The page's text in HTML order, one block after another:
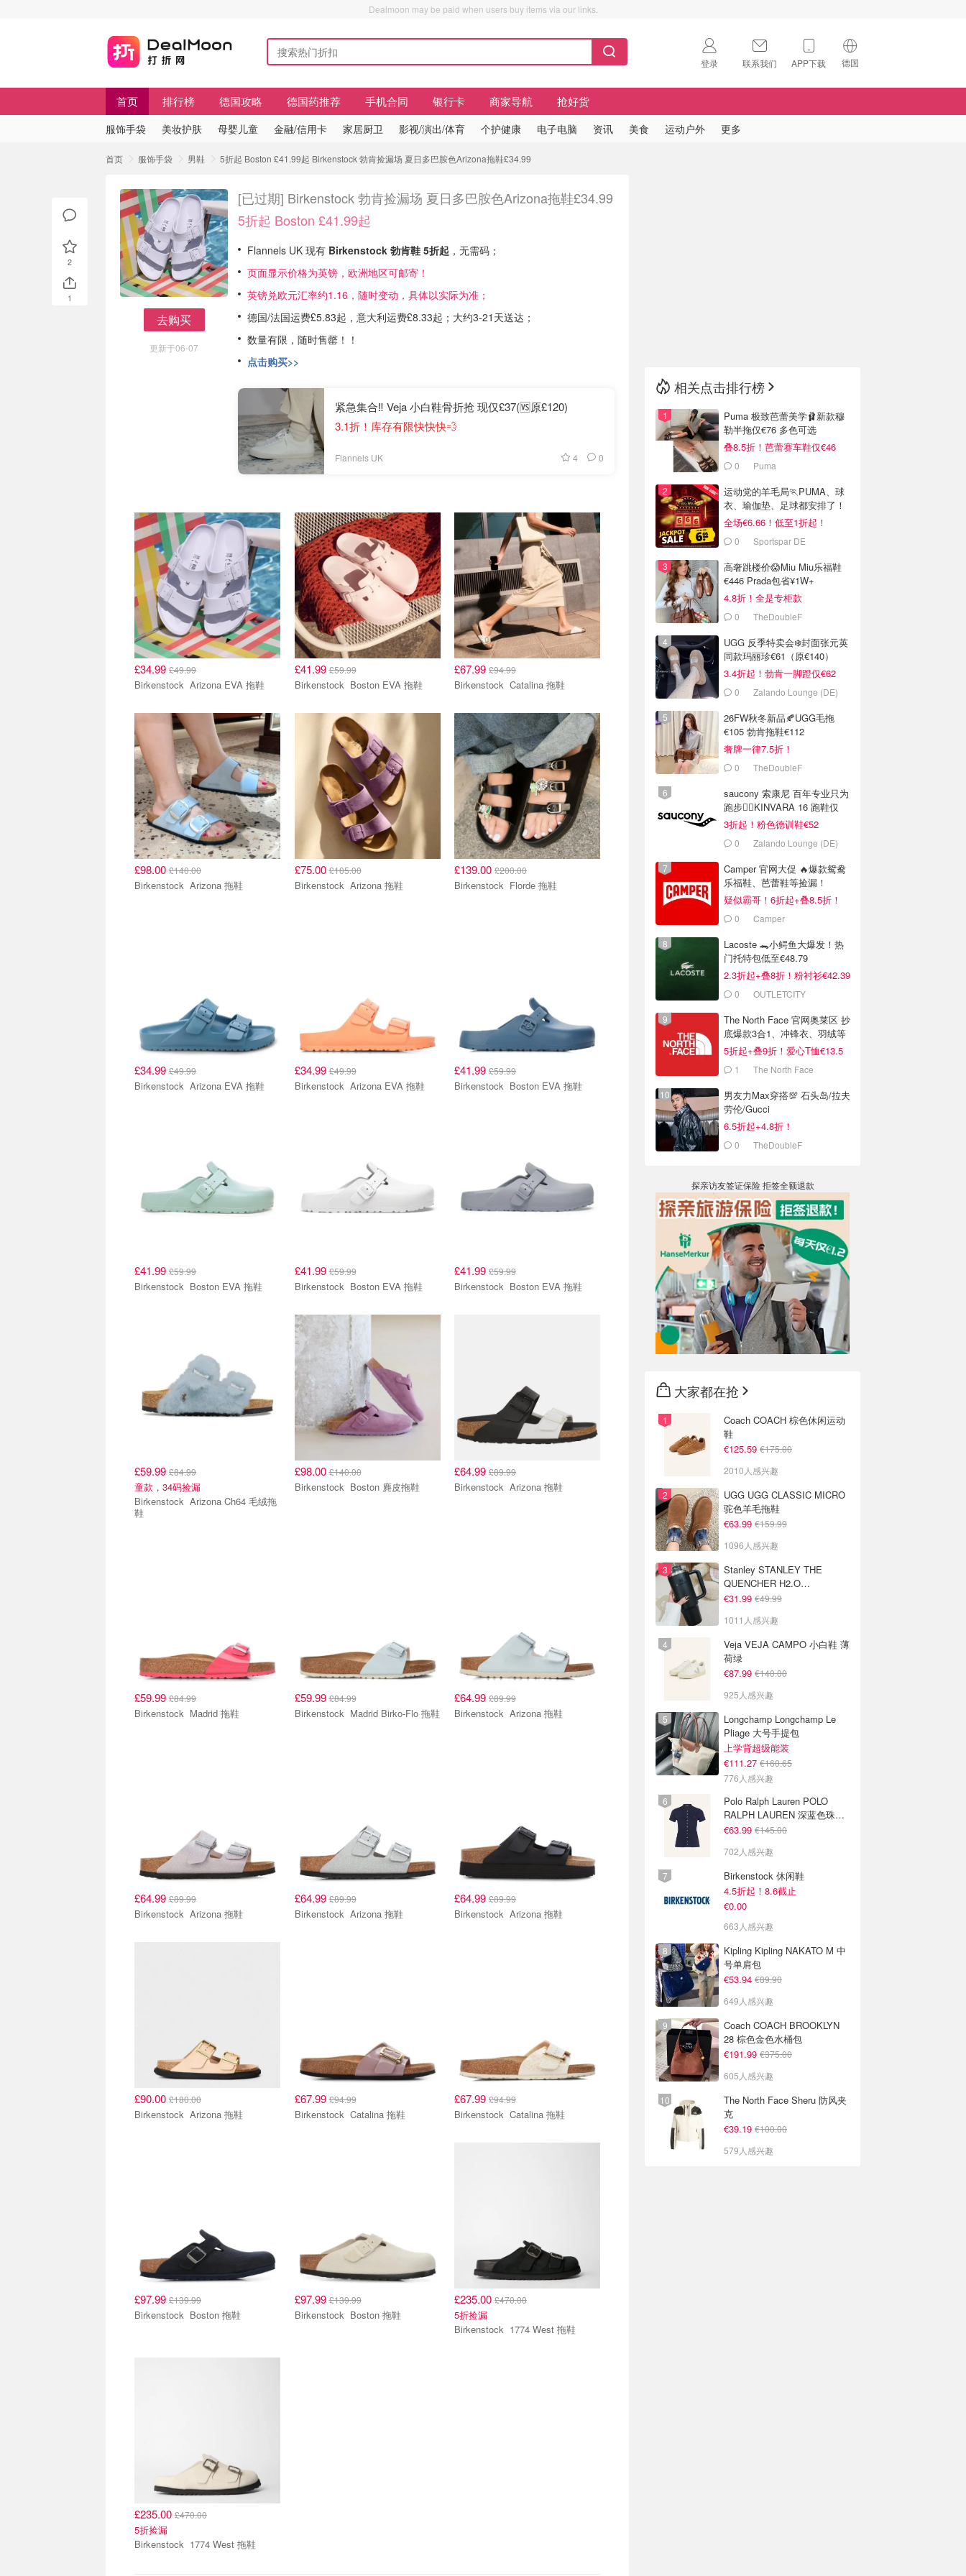
Dealmoon may be paid when users buy items via our links.
登录 联系我们 APP下载 德国
🇺🇸
首页 排行榜 德国攻略 德国药推荐 手机合同 银行卡 商家导航 抢好货
服饰手袋 美妆护肤 母婴儿童 金融/信用卡 家居厨卫 影视/演出/体育 个护健康 电子电脑 资讯 美食 运动户外 更多
首页 服饰手袋 男鞋 5折起 Boston £41.99起 Birkenstock 勃肯捡漏场 夏日多巴胺色Arizona拖鞋£34.99
去购买
更新于06-07
[已过期] Birkenstock 勃肯捡漏场 夏日多巴胺色Arizona拖鞋£34.99
5折起 Boston £41.99起
Flannels UK 现有 Birkenstock 勃肯鞋 5折起 ，无需码；
页面显示价格为英镑，欧洲地区可邮寄！
英镑兑欧元汇率约1.16，随时变动，具体以实际为准；
德国/法国运费£5.83起，意大利运费£8.33起；大约3-21天送达；
数量有限，随时售罄！！
点击购买>>
紧急集合‼️ Veja 小白鞋骨折抢 现仅£37(🆚原£120)
3.1折！库存有限快快快💨
Flannels UK 4 0
£34.99 £49.99
Birkenstock Arizona EVA 拖鞋
£41.99£59.99
Birkenstock Boston EVA 拖鞋
£67.99 £94.99
Birkenstock Catalina 拖鞋
£98.00 £140.00
Birkenstock Arizona 拖鞋
£75.00£105.00
Birkenstock Arizona 拖鞋
£139.00 £200.00
Birkenstock Florde 拖鞋
£34.99 £49.99
Birkenstock Arizona EVA 拖鞋
£34.99£49.99
Birkenstock Arizona EVA 拖鞋
£41.99 £59.99
Birkenstock Boston EVA 拖鞋
£41.99 £59.99
Birkenstock Boston EVA 拖鞋
£41.99£59.99
Birkenstock Boston EVA 拖鞋
£41.99 £59.99
Birkenstock Boston EVA 拖鞋
£59.99 £84.99
童款，34码捡漏
Birkenstock Arizona Ch64 毛绒拖
鞋
£98.00£140.00
Birkenstock Boston 麂皮拖鞋
£64.99 £89.99
Birkenstock Arizona 拖鞋
£59.99 £84.99
Birkenstock Madrid 拖鞋
£59.99£84.99
Birkenstock Madrid Birko-Flo 拖鞋
£64.99 £89.99
Birkenstock Arizona 拖鞋
£64.99 £89.99
Birkenstock Arizona 拖鞋
£64.99£89.99
Birkenstock Arizona 拖鞋
£64.99 £89.99
Birkenstock Arizona 拖鞋
£90.00 £180.00
Birkenstock Arizona 拖鞋
£67.99£94.99
Birkenstock Catalina 拖鞋
£67.99 £94.99
Birkenstock Catalina 拖鞋
£97.99 £139.99
Birkenstock Boston 拖鞋
£97.99£139.99
Birkenstock Boston 拖鞋
£235.00 £470.00
5折捡漏
Birkenstock 1774 West 拖鞋
£235.00 £470.00
5折捡漏
Birkenstock 1774 West 拖鞋
2
1
相关点击排行榜
Puma 极致芭蕾美学🩰新款穆
勒半拖仅€76 多色可选
叠8.5折！芭蕾赛车鞋仅€46
0 Puma
运动党的羊毛局🏃PUMA、球
衣、瑜伽垫、足球都安排了！
全场€6.66！低至1折起！
0 Sportspar DE
高奢跳楼价😱Miu Miu乐福鞋
€446 Prada包省¥1W+
4.8折！全是专柜款
0 TheDoubleF
UGG 反季特卖会❄️封面张元英
同款玛丽珍€61（原€140）
3.4折起！勃肯一脚蹬仅€62
0 Zalando Lounge (DE)
26FW秋冬新品🍂UGG毛拖
€105 勃肯拖鞋€112
奢牌一律7.5折！
0 TheDoubleF
saucony 索康尼 百年专业只为
跑步🏃‍♀️KINVARA 16 跑鞋仅
€62
3折起！粉色德训鞋€52
0 Zalando Lounge (DE)
Camper 官网大促 🔥爆款鸳鸯
乐福鞋、芭蕾鞋等捡漏！
疑似霸哥！6折起+叠8.5折！
0 Camper
Lacoste 🐊小鳄鱼大爆发！热
门托特包低至€48.79
2.3折起+叠8折！粉衬衫€42.39
0
OUTLETCITY
The North Face 官网奥莱区 抄
底爆款3合1、冲锋衣、羽绒等
5折起+叠9折！爱心T恤€13.5
1 The North Face
男友力Max穿搭💯 石头岛/拉夫
劳伦/Gucci
6.5折起+4.8折！
0 TheDoubleF
探亲访友签证保险 拒签全额退款
大家都在抢
Coach COACH 棕色休闲运动
鞋
€125.59 €175.00
2010人感兴趣
UGG UGG CLASSIC MICRO
驼色羊毛拖鞋
€63.99 €159.99
1096人感兴趣
Stanley STANLEY THE
QUENCHER H2.O
FLOWSTATE 保温杯 1.18L 黑
€31.99 €49.99
1011人感兴趣
Veja VEJA CAMPO 小白鞋 薄
荷绿
€87.99 €140.00
925人感兴趣
Longchamp Longchamp Le
Pliage 大号手提包
上学背超级能装
€111.27 €160.65
776人感兴趣
Polo Ralph Lauren POLO
RALPH LAUREN 深蓝色珠地
布 Polo衫
€63.99 €145.00
702人感兴趣
Birkenstock 休闲鞋
4.5折起！8.6截止
€0.00
663人感兴趣
Kipling Kipling NAKATO M 中
号单肩包
€53.94 €89.90
649人感兴趣
Coach COACH BROOKLYN
28 棕色金色水桶包
€191.99 €375.00
605人感兴趣
The North Face Sheru 防风夹
克
€39.19 €100.00
579人感兴趣